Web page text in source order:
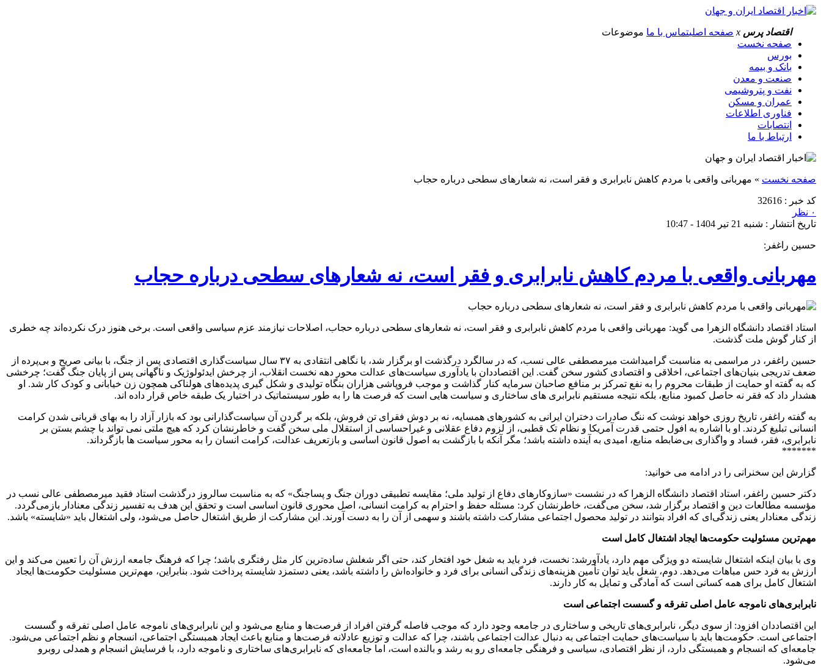
اقتصاد پرس x صفحه اصلیتماس با ما موضوعات
صفحه نخست
بورس
بانک و بیمه
صنعت و معدن
نفت و پتروشیمی
عمران و مسکن
فناوری اطلاعات
انتصابات
ارتباط با ما
صفحه نخست » مهربانی واقعی با مردم کاهش نابرابری و فقر است، نه شعارهای سطحی درباره حجاب
کد خبر : 32616
۰ نظر
تاریخ انتشار : شنبه 21 تیر 1404 - 10:47
حسین راغفر:
مهربانی واقعی با مردم کاهش نابرابری و فقر است، نه شعارهای سطحی درباره حجاب
استاد اقتصاد دانشگاه الزهرا می گوید: مهربانی واقعی با مردم کاهش نابرابری و فقر است، نه شعارهای سطحی درباره حجاب، اصلاحات نیازمند عزم سیاسی واقعی است. برخی هنوز درک نکرده‌اند چه خطری
از کنار گوش ملت گذشت.
حسین راغفر، در مراسمی به مناسبت گرامیداشت میرمصطفی عالی‌ نسب، که در سالگرد درگذشت او برگزار شد، با نگاهی انتقادی به ۳۷ سال سیاست‌گذاری اقتصادی پس از جنگ، با بیانی صریح و بی‌پرده از
ضعف تدریجی بنیان‌های اجتماعی، اخلاقی و اقتصادی کشور سخن گفت. این اقتصاددان با یادآوری سیاست‌های عدالت‌ محور دهه نخست انقلاب، از چرخش ایدئولوژیک و ناگهانی پس از پایان جنگ گفت؛ چرخشی
که به گفته او حمایت از طبقات محروم را به نفع تمرکز بر منافع صاحبان سرمایه کنار گذاشت و موجب فروپاشی هزاران بنگاه تولیدی و شکل‌ گیری پدیده‌های هولناکی همچون زن خیابانی و کودک کار شد. او
هشدار داد که فقر نه حاصل کمبود منابع، بلکه نتیجه مستقیم نابرابری‌ های ساختاری و سیاست‌ هایی است که فرصت‌ ها را به‌ طور سیستماتیک در اختیار یک طبقه خاص قرار داده‌ اند.
به گفته راغفر، تاریخ روزی خواهد نوشت که ننگ صادرات دختران ایرانی به کشورهای همسایه، نه بر دوش فقرای تن‌ فروش، بلکه بر گردن آن سیاست‌گذارانی بود که بازار آزاد را به بهای قربانی شدن کرامت
انسانی تبلیغ کردند. او با اشاره به افول حتمی قدرت آمریکا و نظام تک‌ قطبی، از لزوم دفاع عقلانی و غیراحساسی از استقلال ملی سخن گفت و خاطرنشان کرد که هیچ ملتی نمی‌ تواند با چشم بستن بر
نابرابری، فقر، فساد و واگذاری بی‌ضابطه منابع، امیدی به آینده داشته باشد؛ مگر آنکه با بازگشت به اصول قانون اساسی و بازتعریف عدالت، کرامت انسان را به محور سیاست‌ ها بازگرداند.
*******
گزارش این سخنرانی را در ادامه می خوانید:
دکتر حسین راغفر، استاد اقتصاد دانشگاه الزهرا که در نشست «سازوکارهای دفاع از تولید ملی؛ مقایسه تطبیقی دوران جنگ و پساجنگ» که به مناسبت سالروز درگذشت استاد فقید میرمصطفی عالی‌ نسب در
مؤسسه مطالعات دین و اقتصاد برگزار شد، سخن می‌گفت، خاطرنشان کرد: مسئله حفظ و احترام به کرامت انسانی، اصل محوری قانون اساسی است و تحقق این هدف به تفسیر زندگی معنادار بازمی‌گردد.
زندگی معنادار یعنی زندگی‌ای که افراد بتوانند در تولید محصول اجتماعی مشارکت داشته باشند و سهمی از آن را به دست آورند. این مشارکت از طریق اشتغال حاصل می‌شود، ولی اشتغال باید «شایسته» باشد.
مهم‌ترین مسئولیت حکومت‌ها ایجاد اشتغال کامل است
وی با بیان اینکه اشتغال شایسته دو ویژگی مهم دارد، یادآورشد: نخست، فرد باید به شغل خود افتخار کند، حتی اگر شغلش ساده‌ترین کار مثل رفتگری باشد؛ چرا که فرهنگ جامعه ارزش آن را تعیین می‌کند و این
ارزش به فرد حس مباهات می‌دهد. دوم، شغل باید توان تأمین هزینه‌های زندگی انسانی برای فرد و خانواده‌اش را داشته باشد، یعنی دستمزد شایسته پرداخت شود. بنابراین، مهم‌ترین مسئولیت حکومت‌ها ایجاد
اشتغال کامل برای همه کسانی است که آمادگی و تمایل به کار دارند.
نابرابری‌های ناموجه عامل اصلی تفرقه و گسست اجتماعی است
این اقتصاددان افزود: از سوی دیگر، نابرابری‌های تاریخی و ساختاری در جامعه وجود دارد که موجب فاصله گرفتن افراد از فرصت‌ها و منابع می‌شود و این نابرابری‌های ناموجه عامل اصلی تفرقه و گسست
اجتماعی است. حکومت‌ها باید با سیاست‌های حمایت اجتماعی به دنبال عدالت اجتماعی باشند، چرا که عدالت و توزیع عادلانه فرصت‌ها و منابع باعث ایجاد همبستگی اجتماعی، انسجام و نظم اجتماعی می‌شود.
جامعه‌ای که انسجام و همبستگی دارد، از نظر اقتصادی، سیاسی و فرهنگی جامعه‌ای رو به رشد و بالنده است، اما جامعه‌ای که نابرابری‌های ساختاری و ناموجه دارد، با فرسایش انسجام و همدلی روبرو
می‌شود.